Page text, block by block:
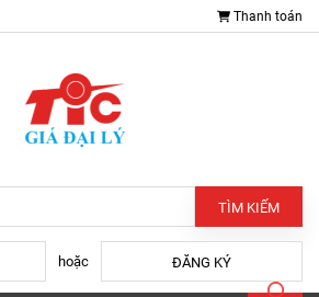
Thanh toán
TÌM KIẾM
hoặc ĐĂNG KÝ